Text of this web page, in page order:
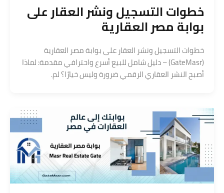
خطوات التسجيل ونشر العقار على
بوابة مصر العقارية
خطوات التسجيل ونشر العقار على بوابة مصر العقارية
(GateMasr) – دليل شامل للبيع أسرع واحترافي مقدمة: لماذا
أصبح النشر العقاري الرقمي ضرورة وليس خيارًا؟ لم.